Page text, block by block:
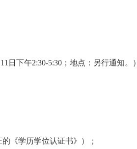
1 1 日 下午2:30-5:30 ；地点：另行通知。）
《学历学位认证书》）；